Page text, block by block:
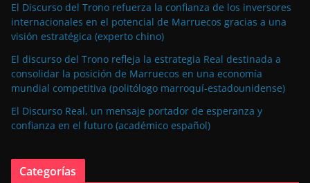
El Discurso del Trono refuerza la confianza de los inversores
internacionales en el potencial de Marruecos gracias a una
visión estratégica (experto chino)
El discurso del Trono refleja la estrategia Real destinada a
consolidar la posición de Marruecos en una economía
mundial competitiva (politólogo marroquí-estadounidense)
El Discurso Real, un mensaje portador de esperanza y
confianza en el futuro (académico español)
Categorías